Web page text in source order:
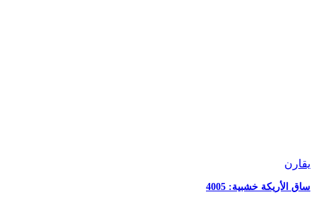
يقارن
ساق الأريكة خشبية: 4005